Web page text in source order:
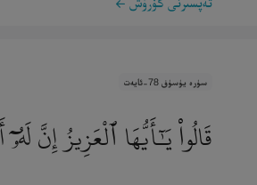
تەپسىرنى كۆرۈش
سۈرە يۈسۈف 78-ئايەت
قَالُوا۟ يَـٰٓأَيُّهَا ٱلْعَزِيزُ إِنَّ